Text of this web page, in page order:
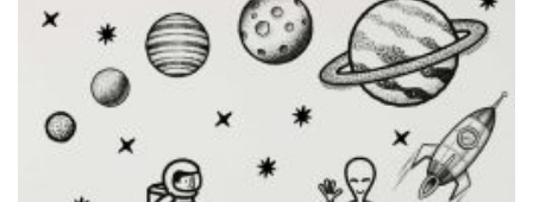
ma
wiele
wariantów.
można
wybrać
na